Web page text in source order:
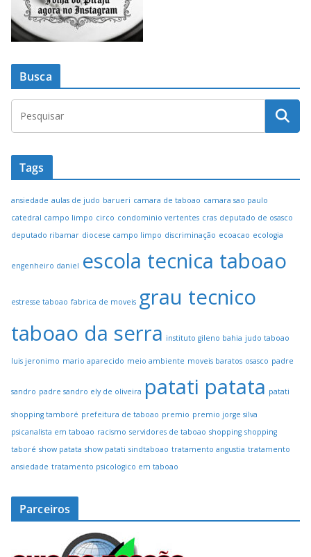
Busca
Tags
ansiedade aulas de judo barueri camara de taboao camara sao paulo
catedral campo limpo circo condominio vertentes cras deputado de osasco
deputado ribamar diocese campo limpo discriminação ecoacao ecologia
engenheiro daniel escola tecnica taboao
estresse taboao fabrica de moveis grau tecnico
taboao da serra instituto gileno bahia judo taboao
luis jeronimo mario aparecido meio ambiente moveis baratos osasco padre
sandro padre sandro ely de oliveira patati patata patati
shopping tamboré prefeitura de taboao premio premio jorge silva
psicanalista em taboao racismo servidores de taboao shopping shopping
taboré show patata show patati sindtaboao tratamento angustia tratamento
ansiedade tratamento psicologico em taboao
Parceiros